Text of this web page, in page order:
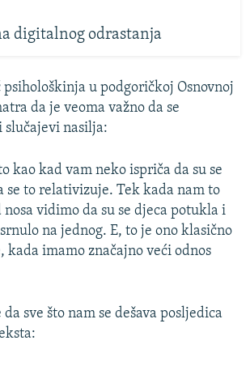
digitalnog odrastanja
u podgoričkoj Osnovnoj
da je veoma važno da se
nasilja:
kao kad vam neko ispriča da su se
se to relativizuje. Tek kada nam to
vidimo da su se djeca potukla i
na jednog. E, to je ono klasično
kada imamo značajno veći odnos
sve što nam se dešava posljedica